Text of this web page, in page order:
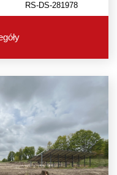
RS-DS-281978